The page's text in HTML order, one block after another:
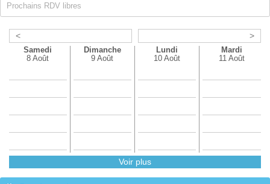
< >
Samedi
8 Août
Dimanche
9 Août
Lundi
10 Août
Mardi
11 Août
Voir plus
Prochains RDV libres